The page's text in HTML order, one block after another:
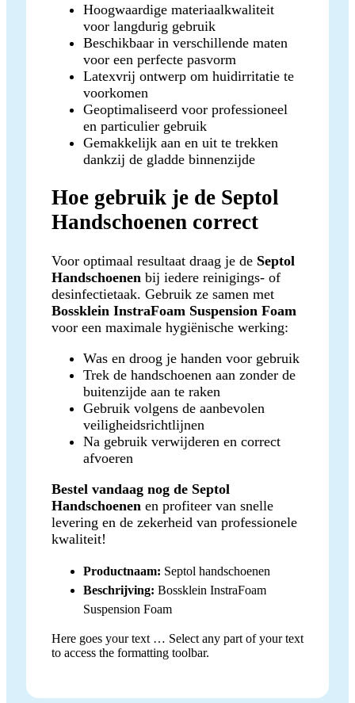
Hoogwaardige materiaalkwaliteit
voor langdurig gebruik
Beschikbaar in verschillende maten
voor een perfecte pasvorm
Latexvrij ontwerp om huidirritatie te
voorkomen
Geoptimaliseerd voor professioneel
en particulier gebruik
Gemakkelijk aan en uit te trekken
dankzij de gladde binnenzijde
Hoe gebruik je de Septol
Handschoenen correct
Voor optimaal resultaat draag je de Septol
Handschoenen bij iedere reinigings- of
desinfectietaak. Gebruik ze samen met
Bossklein InstraFoam Suspension Foam
voor een maximale hygiënische werking:
Was en droog je handen voor gebruik
Trek de handschoenen aan zonder de
buitenzijde aan te raken
Gebruik volgens de aanbevolen
veiligheidsrichtlijnen
Na gebruik verwijderen en correct
afvoeren
Bestel vandaag nog de Septol
Handschoenen en profiteer van snelle
levering en de zekerheid van professionele
kwaliteit!
Productnaam: Septol handschoenen
Beschrijving: Bossklein InstraFoam
Suspension Foam
Here goes your text … Select any part of your text
to access the formatting toolbar.